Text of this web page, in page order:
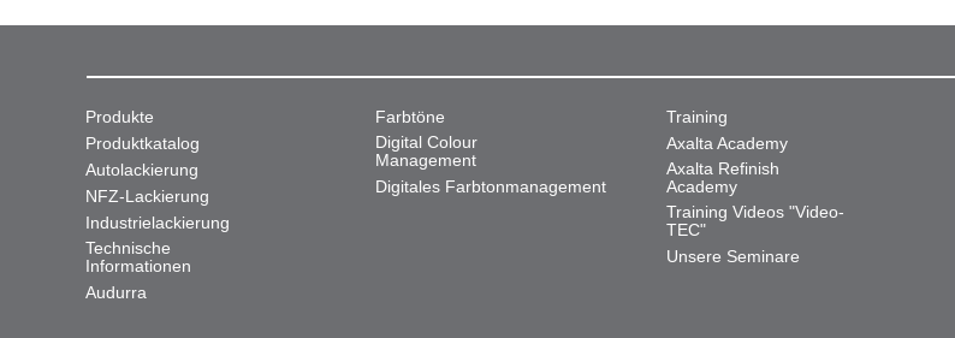
Produkte
Produktkatalog
Autolackierung
NFZ-Lackierung
Industrielackierung
Technische
Informationen
Audurra
Farbtöne
Digital Colour
Management
Digitales Farbtonmanagement
Training
Axalta Academy
Axalta Refinish
Academy
Training Videos "Video-
TEC"
Unsere Seminare